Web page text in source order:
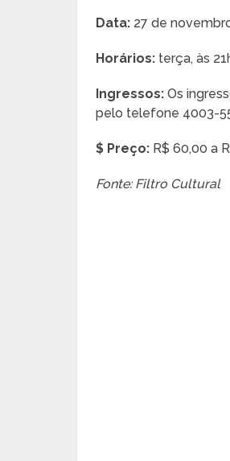
Data: 27 de
Horários: terça, às
Ingressos: Os
pelo telefone 4003-
$ Preço: R$ 60,00 a
Fonte: Filtro Cultural